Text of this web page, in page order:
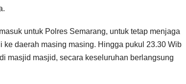
untuk Polres Semarang, untuk tetap menjaga
daerah masing masing. Hingga pukul 23.30 Wib
masjid masjid, secara keseluruhan berlangsung